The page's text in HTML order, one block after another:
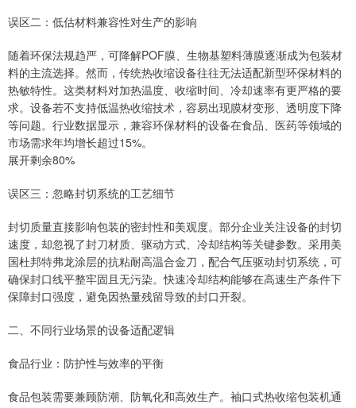
误区二：低估材料兼容性对生产的影响
随着环保法规趋严，可降解POF膜、生物基塑料薄膜逐渐成为包装材
料的主流选择。然而，传统热收缩设备往往无法适配新型环保材料的
热敏特性。这类材料对加热温度、收缩时间、冷却速率有更严格的要
求。设备若不支持低温热收缩技术，容易出现膜材变形、透明度下降
等问题。行业数据显示，兼容环保材料的设备在食品、医药等领域的
市场需求年均增长超过15%。
展开剩余80%
误区三：忽略封切系统的工艺细节
封切质量直接影响包装的密封性和美观度。部分企业关注设备的封切
速度，却忽视了封刀材质、驱动方式、冷却结构等关键参数。采用美
国杜邦特弗龙涂层的抗粘耐高温合金刀，配合气压驱动封切系统，可
确保封口线平整牢固且无污染。快速冷却结构能够在高速生产条件下
保障封口强度，避免因热量残留导致的封口开裂。
二、不同行业场景的设备适配逻辑
食品行业：防护性与效率的平衡
食品包装需要兼顾防潮、防氧化和高效生产。袖口式热收缩包装机通